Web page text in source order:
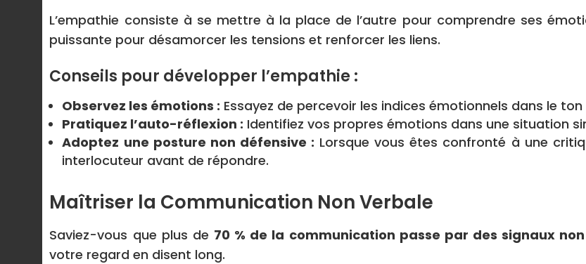
L’empathie consiste à se mettre à la place de l’autre pour comprendre ses
puissante pour désamorcer les tensions et renforcer les liens.
Conseils pour développer l’empathie :
Observez les émotions : Essayez de percevoir les indices émotionnels dans le
Pratiquez l’auto-réflexion : Identifiez vos propres émotions dans une situation
Adoptez une posture non défensive : Lorsque vous êtes confronté à une
interlocuteur avant de répondre.
Maîtriser la Communication Non Verbale
Saviez-vous que plus de 70 % de la communication passe par des signaux
votre regard en disent long.